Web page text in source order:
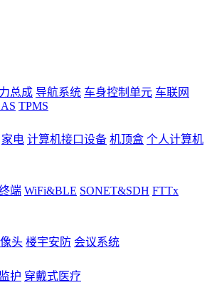
总成 导航系统 车身控制单元 车联网
TPMS
家电 计算机接口设备 机顶盒 个人计算机
端 WiFi&BLE SONET&SDH FTTx
头 楼宇安防 会议系统
护 穿戴式医疗